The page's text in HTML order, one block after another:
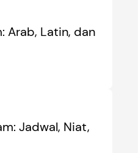
Arab, Latin, dan
Jadwal, Niat,